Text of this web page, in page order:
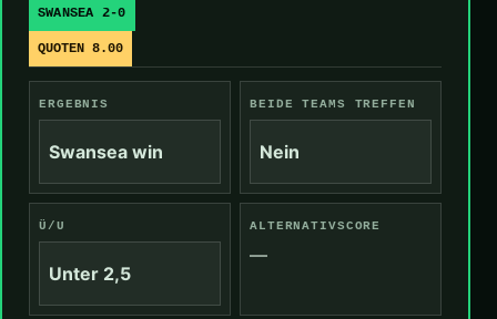
SWANSEA 2-0
QUOTEN 8.00
ERGEBNIS
Swansea win
BEIDE TEAMS TREFFEN
Nein
Ü/U
Unter 2,5
ALTERNATIVSCORE
—